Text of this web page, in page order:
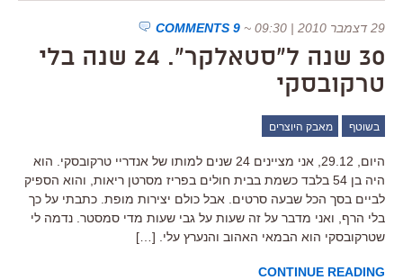
29 דצמבר 2010 | 09:30 ~
9 COMMENTS
30 שנה ל"סטאלקר". 24 שנה בלי
טרקובסקי
בשוטף מאבק היוצרים
היום, 29.12, אני מציינים 24 שנים למותו של אנדריי טרקובסקי. הוא
היה בן 54 בלבד כשמת בבית חולים בפריז מסרטן ריאות, והוא הספיק
לביים בסך הכל שבעה סרטים. אבל כולם יצירות מופת. כתבתי על כך
בלי הרף, ואני מדבר על זה שעות על גבי שעות מדי סמסטר. נדמה לי
שטרקובסקי הוא הבמאי האהוב והנערץ עלי. […]
CONTINUE READING